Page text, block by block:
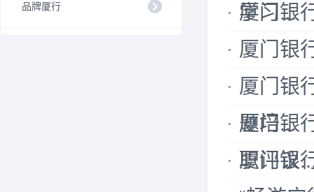
品牌厦行
学习...
厦门银
厦门银
厦门银
题培...
厦门银
职评议
厦门银